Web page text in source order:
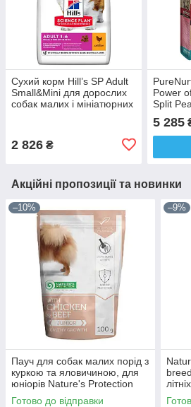
Сухий корм Hill’s SP Adult
Small&Mini для дорослих
собак малих і мініатюрних
2 826 ₴
Power
Split
5 285
Акційні пропозиції та новинки
–10%
Пауч для собак малих порід з
куркою та яловичиною, для
юніорів Nature's Protection
Healthy Growth 100г
Готово до відправки
–9%